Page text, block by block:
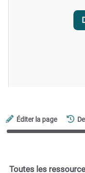
Éditer la page
Toutes les